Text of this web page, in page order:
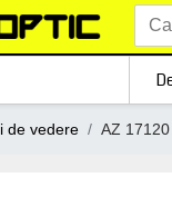
de vedere AZ 17120